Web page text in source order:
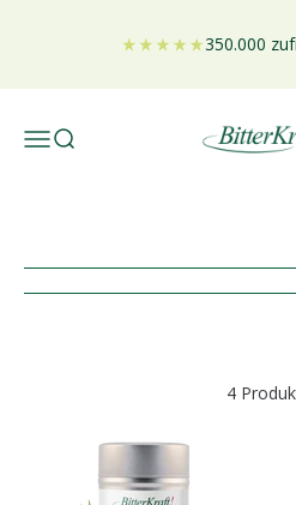
350.000
Navigationsmenü öffnen
Suche öffnen Bitterkraft
4